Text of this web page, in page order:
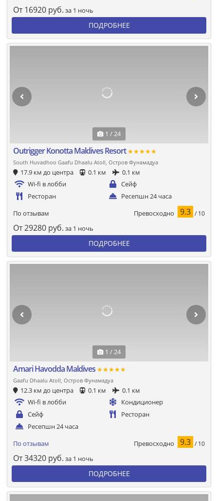
От 16920 руб. за 1 ночь
ПОДРОБНЕЕ
1 / 24
Outrigger Konotta Maldives Resort★★★★★
South Huvadhoo Gaafu Dhaalu Atoll, Остров Фунамадуа
17.9 км до центра 0.1 км
0.1 км
Wi-fi в лобби
Сейф
Ресторан
Ресепшн 24 часа
По отзывам Превосходно 9.3 / 10
От29280 руб. за 1 ночь
ПОДРОБНЕЕ
1 / 24
Amari Havodda Maldives ★★★★★
Gaafu Dhaalu Atoll, Остров Фунамадуа
12.3 км до центра 0.1 км
0.1 км
Wi-fi в лобби
Кондиционер
Сейф
Ресторан
Ресепшн 24 часа
По отзывам Превосходно 9.3 / 10
От34320 руб. за 1 ночь
ПОДРОБНЕЕ